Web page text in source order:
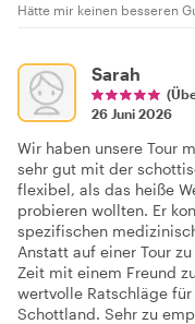
Hätte mir keinen besseren
Sarah
26 Juni 2026
Wir haben unsere Tour
sehr gut mit der
flexibel, als das heiße
probieren wollten. Er
spezifischen
Anstatt auf einer Tour
Zeit mit einem Freund
wertvolle Ratschläge
Schottland. Sehr zu